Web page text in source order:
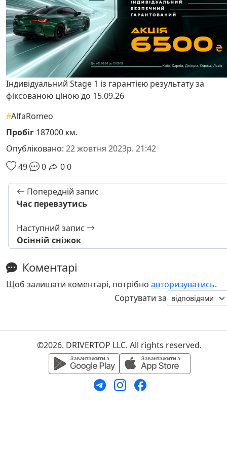
Індивідуальний Stage 1 із гарантією результату за
фіксованою ціною до 15.09.26
#AlfaRomeo
Пробіг 187000 км.
Опубліковано: 22 жовтня 2023р. 21:42
49
0 00
Попередній запис
Час перевзутись
Наступний запис
Осінній сніжок
Коментарі
Щоб залишати коментарі, потрібно авторизуватись.
Сортувати за
©2026. DRIVERTOP LLC. All rights reserved.